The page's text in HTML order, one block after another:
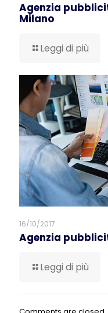
Agenzia
Milano
Leggi di più
16/10/2017
Agenzia
Leggi di più